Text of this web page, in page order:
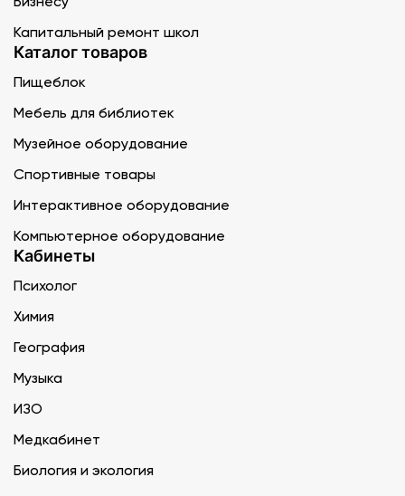
Капитальный ремонт школ
Каталог товаров
Пищеблок
Мебель для библиотек
Музейное оборудование
Спортивные товары
Интерактивное оборудование
Компьютерное оборудование
Кабинеты
Психолог
Химия
География
Музыка
ИЗО
Медкабинет
Биология и экология